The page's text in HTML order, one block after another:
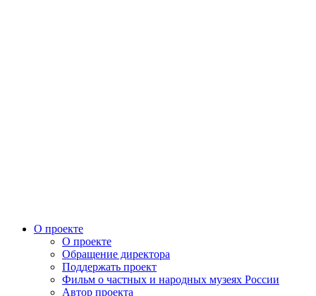
О проекте
О проекте
Обращение директора
Поддержать проект
Фильм о частных и народных музеях России
Автор проекта